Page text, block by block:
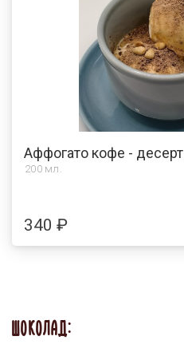
Аффогато кофе - десерт
200 мл.
340 ₽
ШОКОЛАД: